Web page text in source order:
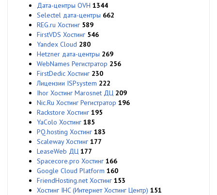
Дата-центры OVH 1344
Selectel дата-центры 662
REG.ru Хостинг 589
FirstVDS Хостинг 546
Yandex Cloud 280
Hetzner дата-центры 269
WebNames Регистратор 256
FirstDedic Хостинг 230
Лицензии ISPsystem 222
Ihor Хостинг Marosnet ДЦ 209
Nic.Ru Хостинг Регистратор 196
Rackstore Хостинг 195
YaColo Хостинг 185
PQ.hosting Хостинг 183
Scaleway Хостинг 177
LeaseWeb ДЦ 177
Spacecore.pro Хостинг 166
Google Cloud Platform 160
FriendHosting.net Хостинг 153
Хостинг IHC (Интернет Хостинг Центр) 151